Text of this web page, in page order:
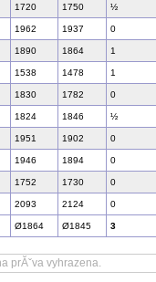
1720 1750 ½
1962 1937 0
1890 1864 1
1538 1478 1
1830 1782 0
1824 1846 ½
1951 1902 0
1946 1894 0
1752 1730 0
2093 2124 0
Ø1864 Ø1845 3
prĂˇva vyhrazena.